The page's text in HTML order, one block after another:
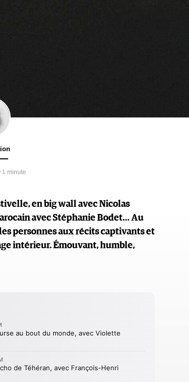
1 minute
en big wall avec Nicolas
avec Stéphanie Bodet… Au
personnes aux récits captivants et
intérieur. Émouvant, humble,